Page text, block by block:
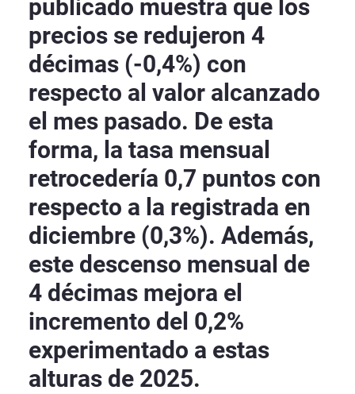
publicado muestra que los
precios se redujeron 4
décimas (-0,4%) con
respecto al valor alcanzado
el mes pasado. De esta
forma, la tasa mensual
retrocedería 0,7 puntos con
respecto a la registrada en
diciembre (0,3%). Además,
este descenso mensual de
4 décimas mejora el
incremento del 0,2%
experimentado a estas
alturas de 2025.